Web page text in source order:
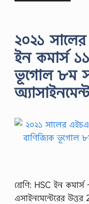
২০২১
ইন কমার্স
ভূগোল ৮ম
শ্রেণি: HSC ইন
এসাইনমেন্টেরের